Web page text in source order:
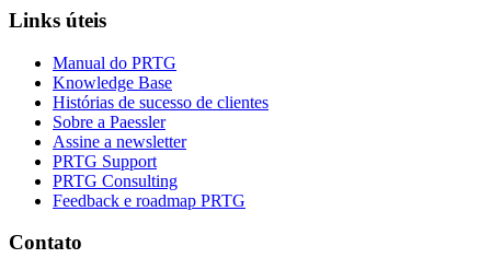
Links úteis
Manual do PRTG
Knowledge Base
Histórias de sucesso de clientes
Sobre a Paessler
Assine a newsletter
PRTG Support
PRTG Consulting
Feedback e roadmap PRTG
Contato